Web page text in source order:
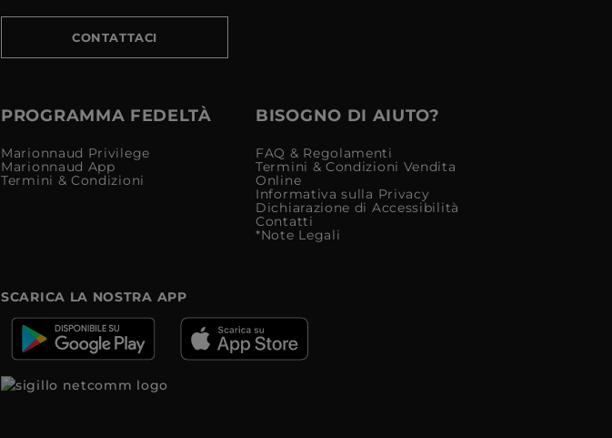
CONTATTACI
PROGRAMMA FEDELTÀ
Marionnaud Privilege
Marionnaud App
Termini & Condizioni
BISOGNO DI AIUTO?
FAQ & Regolamenti
Termini & Condizioni Vendita
Online
Informativa sulla Privacy
Dichiarazione di Accessibilità
Contatti
*Note Legali
SCARICA LA NOSTRA APP